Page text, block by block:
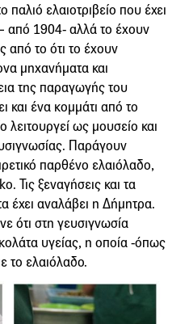
ελαιοτριβείο που έχει
από 1904- αλλά το έχουν
από το ότι το έχουν
μηχανήματα και
της παραγωγής του
και ένα κομμάτι από το
λειτουργεί ως μουσείο και
Παράγουν
παρθένο ελαιόλαδο,
Τις ξεναγήσεις και τα
έχει αναλάβει η Δήμητρα.
ότι στη γευσιγνωσία
υγείας, η οποία -όπως
το ελαιόλαδο.